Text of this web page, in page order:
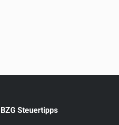
BZG Steuertipps